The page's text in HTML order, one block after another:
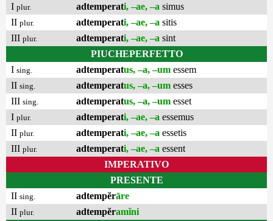
I plur. adtemperati, –ae, –a simus
II plur. adtemperati, –ae, –a sitis
III plur. adtemperati, –ae, –a sint
PIUCHEPERFETTO
I sing. adtemperatus, –a, –um essem
II sing. adtemperatus, –a, –um esses
III sing. adtemperatus, –a, –um esset
I plur. adtemperati, –ae, –a essemus
II plur. adtemperati, –ae, –a essetis
III plur. adtemperati, –ae, –a essent
IMPERATIVO
PRESENTE
II sing. adtempĕrāre
II plur. adtempĕramĭni